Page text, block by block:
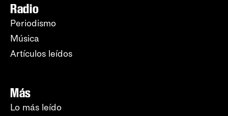
Radio
Periodismo
Música
Artículos leídos
Más
Lo más leído